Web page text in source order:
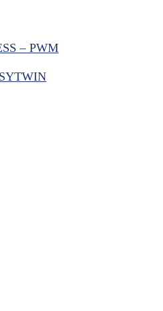
– PWM